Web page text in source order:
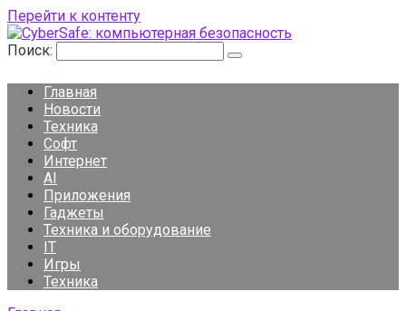
Перейти к контенту
Поиск:
Главная
Новости
Техника
Софт
Интернет
AI
Приложения
Гаджеты
Техника и оборудование
IT
Игры
Техника